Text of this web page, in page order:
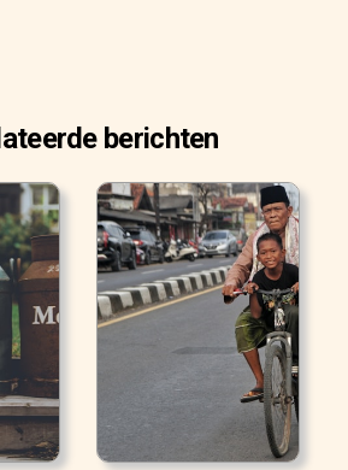
berichten